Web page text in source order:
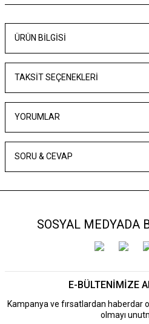
ÜRÜN BILGISI
TAKSIT SEÇENEKLERI
YORUMLAR
SORU & CEVAP
SOSYAL MEDYADA
E-BÜLTENİMİZE
Kampanya ve fırsatlardan haberdar
olmayı